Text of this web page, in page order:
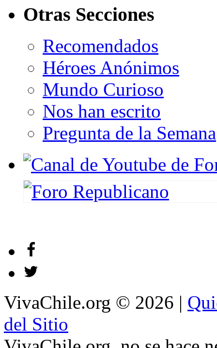
Otras Secciones
Recomendados
Héroes Anónimos
Mundo Curioso
Nos han escrito
Pregunta de la Semana
VivaChile.org © 2026 |
del Sitio